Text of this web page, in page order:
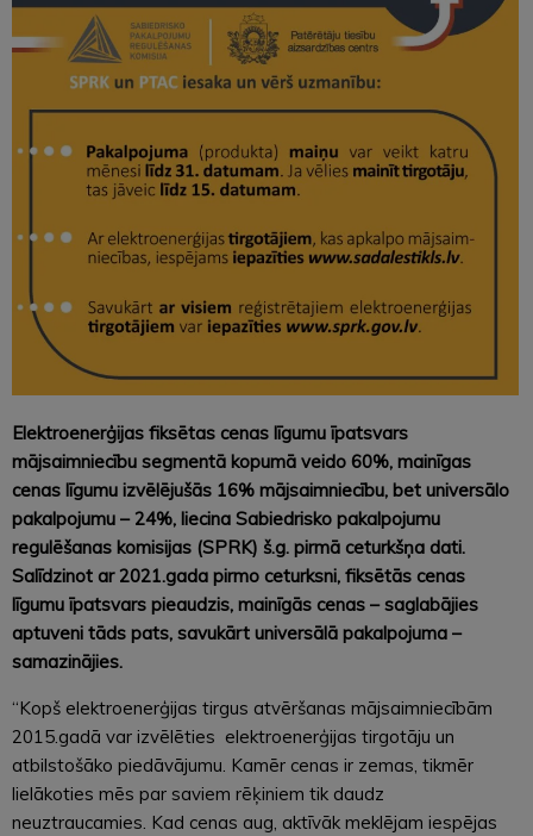
Elektroenerģijas fiksētas cenas līgumu īpatsvars
mājsaimniecību segmentā kopumā veido 60%, mainīgas
cenas līgumu izvēlējušās 16% mājsaimniecību, bet universālo
pakalpojumu – 24%, liecina Sabiedrisko pakalpojumu
regulēšanas komisijas (SPRK) š.g. pirmā ceturkšņa dati.
Salīdzinot ar 2021.gada pirmo ceturksni, fiksētās cenas
līgumu īpatsvars pieaudzis, mainīgās cenas – saglabājies
aptuveni tāds pats, savukārt universālā pakalpojuma –
samazinājies.
“Kopš elektroenerģijas tirgus atvēršanas mājsaimniecībām
2015.gadā var izvēlēties elektroenerģijas tirgotāju un
atbilstošāko piedāvājumu. Kamēr cenas ir zemas, tikmēr
lielākoties mēs par saviem rēķiniem tik daudz
neuztraucamies. Kad cenas aug, aktīvāk meklējam iespējas